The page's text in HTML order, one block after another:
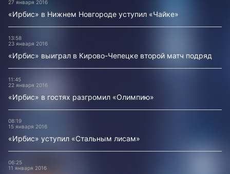
27 января 2016
«Ирбис» в Нижнем Новгороде уступил «Чайке»
13:58
23 января 2016
«Ирбис» выиграл в Кирово-Чепецке второй матч подряд
11:45
22 января 2016
«Ирбис» в гостях разгромил «Олимпию»
08:19
15 января 2016
«Ирбис» уступил «Стальным лисам»
06:25
11 января 2016